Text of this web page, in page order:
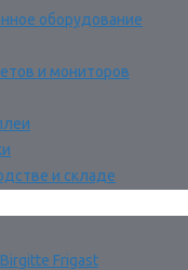
оборудование
и мониторов
и складе
Frigast